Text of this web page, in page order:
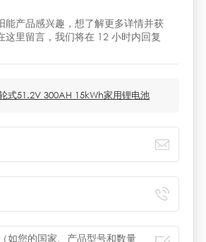
能产品感兴趣，想了解更多详情并获
这里留言，我们将在 12 小时内回复
式51.2V 300AH 15kWh家用锂电池